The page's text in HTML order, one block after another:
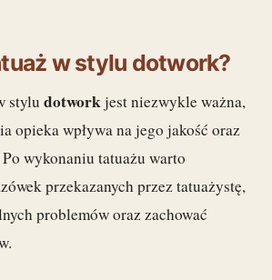
w stylu dotwork?
stylu dotworkjest niezwykle ważna,
opieka wpływa na jego jakość oraz
wykonaniu tatuażu warto
przekazanych przez tatuażystę,
problemów oraz zachować